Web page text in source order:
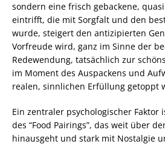
sondern eine frisch gebackene,
eintrifft, die mit Sorgfalt und den
wurde, steigert den antizipierten
Vorfreude wird, ganz im Sinne der
Redewendung, tatsächlich zur
im Moment des Auspackens und
realen, sinnlichen Erfüllung getoppt
Ein zentraler psychologischer Faktor
des “Food Pairings”, das weit über
hinausgeht und stark mit Nostalgie